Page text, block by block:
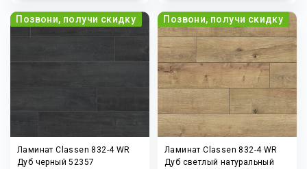
Позвони, получи скидку
Ламинат Classen 832-4 WR
Дуб черный 52357
Позвони, получи скидку
Ламинат Classen 832-4 WR
Дуб светлый натуральный